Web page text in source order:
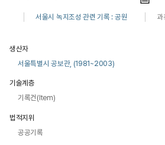
서울시 녹지조성 관련 기록 : 공원 과
생산자
서울특별시 공보관, (1981~2003)
기술계층
기록건(Item)
법적지위
공공기록